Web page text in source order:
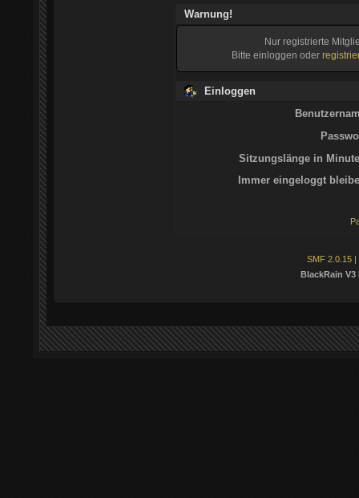
Warnung!
Nur registrierte
Bitte einloggen oder
Einloggen
Sitzungslänge in
Immer eingeloggt
SMF 2.0.15 |
BlackRain V3